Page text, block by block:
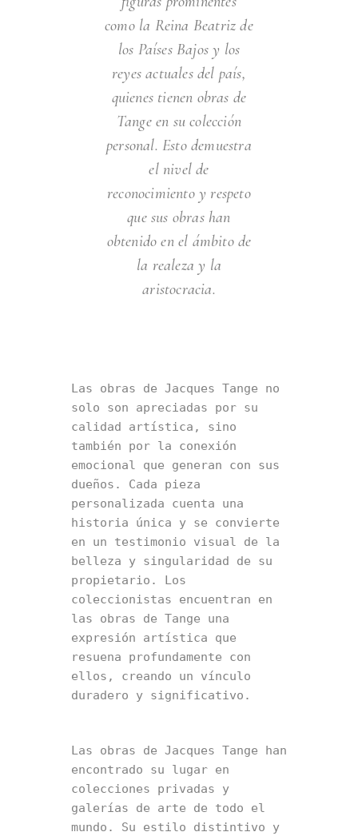
como la Reina Beatriz de
los Países Bajos y los
reyes actuales del país,
quienes tienen obras de
Tange en su colección
personal. Esto demuestra
el nivel de
reconocimiento y respeto
que sus obras han
obtenido en el ámbito de
la realeza y la
aristocracia.
Las obras de Jacques Tange no
solo son apreciadas por su
calidad artística, sino
también por la conexión
emocional que generan con sus
dueños. Cada pieza
personalizada cuenta una
historia única y se convierte
en un testimonio visual de la
belleza y singularidad de su
propietario. Los
coleccionistas encuentran en
las obras de Tange una
expresión artística que
resuena profundamente con
ellos, creando un vínculo
duradero y significativo.
Las obras de Jacques Tange han
encontrado su lugar en
colecciones privadas y
galerías de arte de todo el
mundo. Su estilo distintivo y